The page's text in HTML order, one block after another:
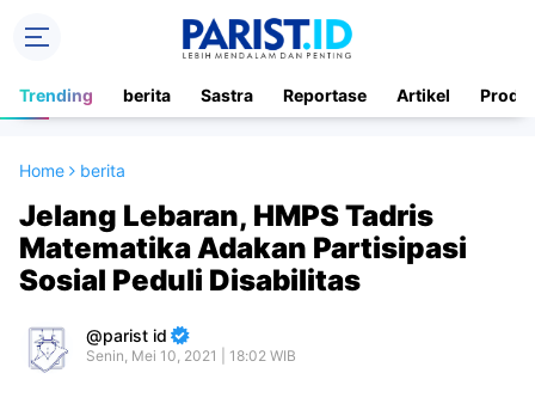
Trending berita Sastra Reportase Artikel
Home berita
Jelang Lebaran, HMPS Tadris
Matematika Adakan Partisipasi
Sosial Peduli Disabilitas
parist id
Senin, Mei 10, 2021 | 18:02 WIB